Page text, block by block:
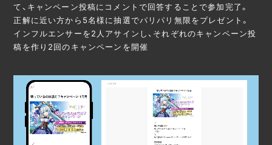
て、キャンペーン投稿にコメントで回答することで参加完了。
正解に近い方から5名様に抽選でパリパリ無限をプレゼント。
インフルエンサーを2人アサインし、それぞれのキャンペーン投
稿を作り2回のキャンペーンを開催